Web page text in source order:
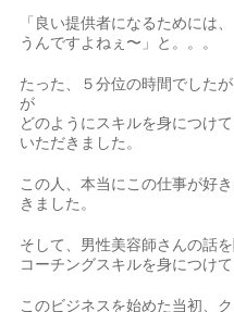
「良い提供者になるためには
うんですよねぇ〜」と。。。
たった、５分位の時間でした
が
どのようにスキルを身につけ
いただきました。
この人、本当にこの仕事が好
きました。
そして、男性美容師さんの話
コーチングスキルを身につけ
このビジネスを始めた当初、